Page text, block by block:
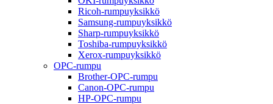
Ricoh-rumpuyksikkö
Samsung-rumpuyksikkö
Sharp-rumpuyksikkö
Toshiba-rumpuyksikkö
Xerox-rumpuyksikkö
OPC-rumpu
Brother-OPC-rumpu
Canon-OPC-rumpu
HP-OPC-rumpu